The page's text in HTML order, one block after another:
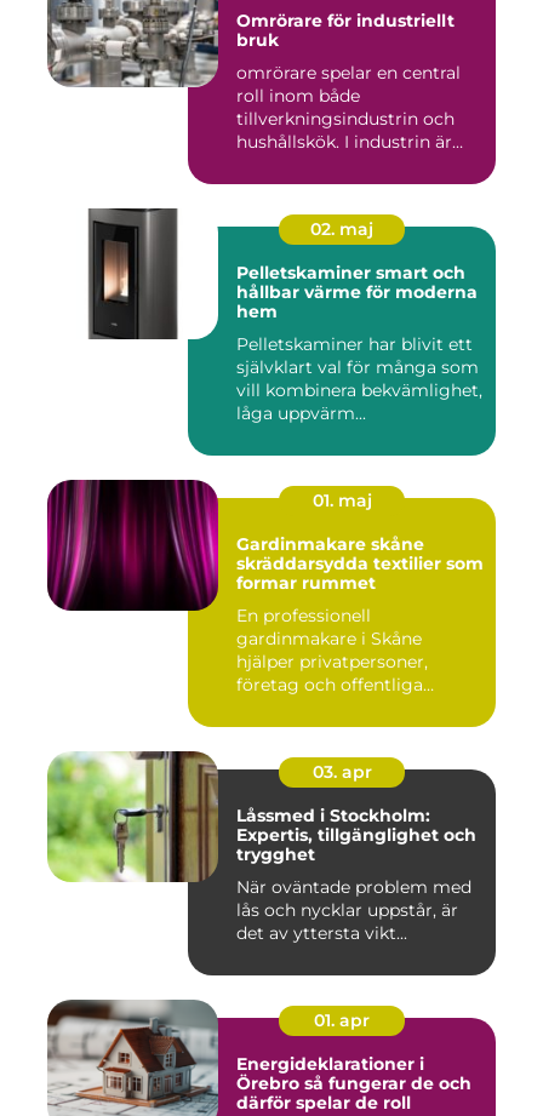
Omrörare för industriellt
bruk
omrörare spelar en central
roll inom både
tillverkningsindustrin och
hushållskök. I industrin är
02. maj
Pelletskaminer smart och
hållbar värme för moderna
hem
Pelletskaminer har blivit ett
självklart val för många som
vill kombinera bekvämlighet,
låga uppvärm...
01. maj
Gardinmakare skåne
skräddarsydda textilier som
formar rummet
En professionell
gardinmakare i Skåne
hjälper privatpersoner,
företag och offentliga
03. apr
Låssmed i Stockholm:
Expertis, tillgänglighet och
trygghet
När oväntade problem med
lås och nycklar uppstår, är
det av yttersta vikt...
01. apr
Energideklarationer i
Örebro så fungerar de och
därför spelar de roll